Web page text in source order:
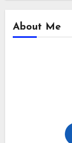
About Me